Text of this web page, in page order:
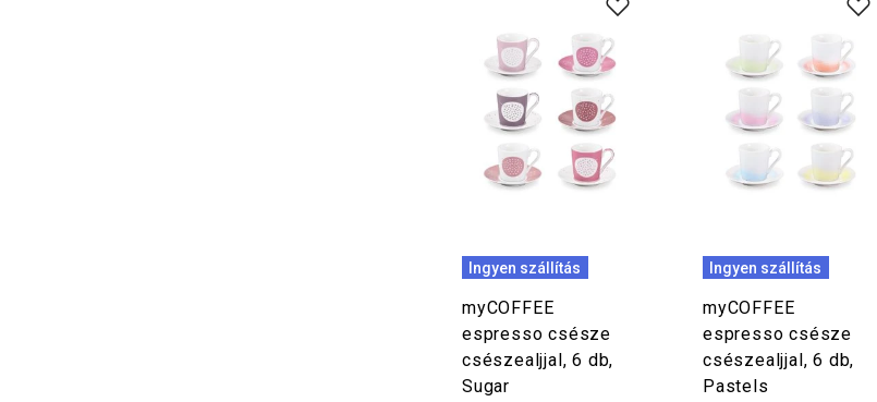
Ingyen szállítás
myCOFFEE
espresso csésze
csészealjjal, 6 db,
Sugar
Ingyen szállítás
myCOFFEE
espresso csésze
csészealjjal, 6 db,
Pastels